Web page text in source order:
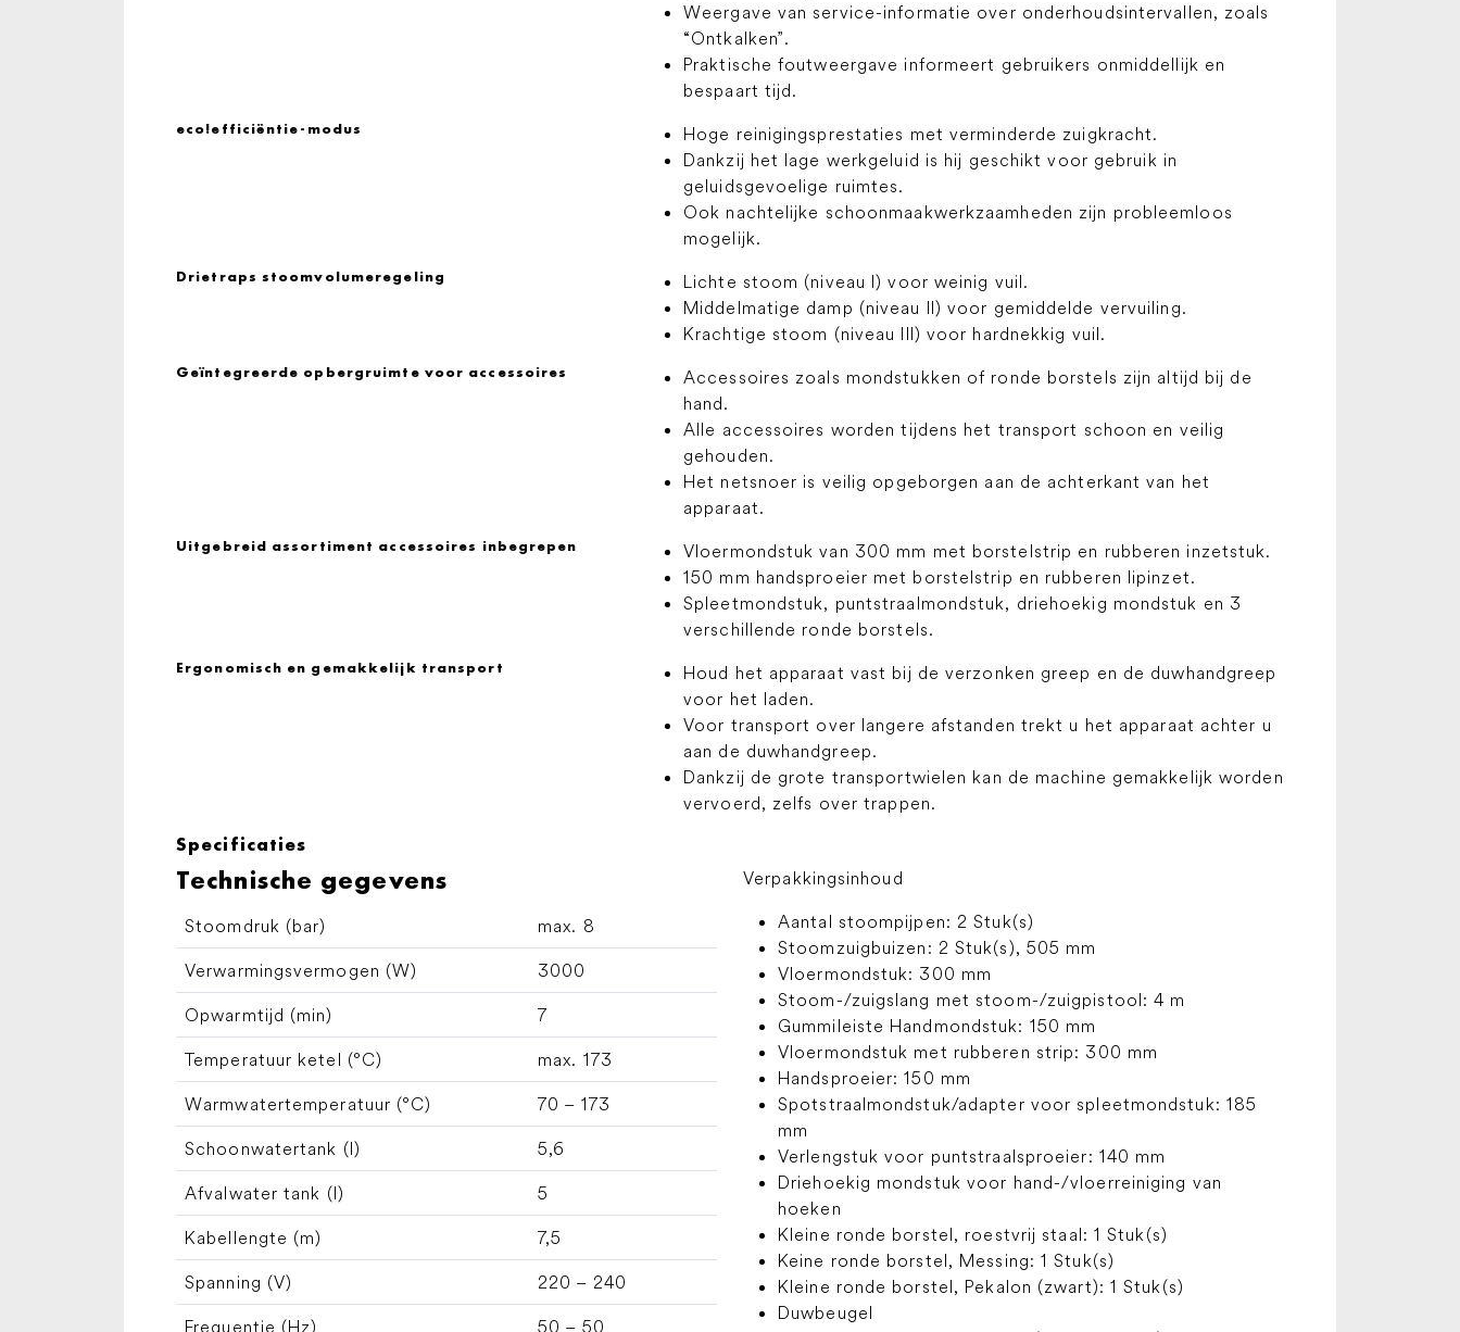
Weergave van service-informatie over onderhoudsintervallen, zoals
“Ontkalken”.
Praktische foutweergave informeert gebruikers onmiddellijk en
bespaart tijd.
eco!efficiëntie-modus
Hoge reinigingsprestaties met verminderde zuigkracht.
Dankzij het lage werkgeluid is hij geschikt voor gebruik in
geluidsgevoelige ruimtes.
Ook nachtelijke schoonmaakwerkzaamheden zijn probleemloos
mogelijk.
Drietraps stoomvolumeregeling
Lichte stoom (niveau I) voor weinig vuil.
Middelmatige damp (niveau II) voor gemiddelde vervuiling.
Krachtige stoom (niveau III) voor hardnekkig vuil.
Geïntegreerde opbergruimte voor accessoires
Accessoires zoals mondstukken of ronde borstels zijn altijd bij de
hand.
Alle accessoires worden tijdens het transport schoon en veilig
gehouden.
Het netsnoer is veilig opgeborgen aan de achterkant van het
apparaat.
Uitgebreid assortiment accessoires inbegrepen
Vloermondstuk van 300 mm met borstelstrip en rubberen inzetstuk.
150 mm handsproeier met borstelstrip en rubberen lipinzet.
Spleetmondstuk, puntstraalmondstuk, driehoekig mondstuk en 3
verschillende ronde borstels.
Ergonomisch en gemakkelijk transport
Houd het apparaat vast bij de verzonken greep en de duwhandgreep
voor het laden.
Voor transport over langere afstanden trekt u het apparaat achter u
aan de duwhandgreep.
Dankzij de grote transportwielen kan de machine gemakkelijk worden
vervoerd, zelfs over trappen.
Specificaties
Technische gegevens
Stoomdruk (bar) max. 8
Verwarmingsvermogen (W) 3000
Opwarmtijd (min) 7
Temperatuur ketel (°C) max. 173
Warmwatertemperatuur (°C) 70 – 173
Schoonwatertank (l) 5,6
Afvalwater tank (l) 5
Kabellengte (m) 7,5
Spanning (V) 220 – 240
Frequentie (Hz) 50 – 50
Verpakkingsinhoud
Aantal stoompijpen: 2 Stuk(s)
Stoomzuigbuizen: 2 Stuk(s), 505 mm
Vloermondstuk: 300 mm
Stoom-/zuigslang met stoom-/zuigpistool: 4 m
Gummileiste Handmondstuk: 150 mm
Vloermondstuk met rubberen strip: 300 mm
Handsproeier: 150 mm
Spotstraalmondstuk/adapter voor spleetmondstuk: 185
mm
Verlengstuk voor puntstraalsproeier: 140 mm
Driehoekig mondstuk voor hand-/vloerreiniging van
hoeken
Kleine ronde borstel, roestvrij staal: 1 Stuk(s)
Keine ronde borstel, Messing: 1 Stuk(s)
Kleine ronde borstel, Pekalon (zwart): 1 Stuk(s)
Duwbeugel